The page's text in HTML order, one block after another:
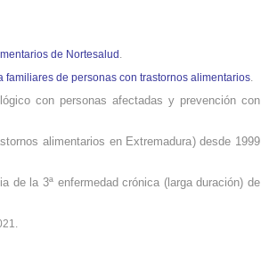
de Nortesalud .
familiares de personas con trastornos alimentarios.
con personas afectadas y prevención con
alimentarios en Extremadura) desde 1999
de la 3ª enfermedad crónica (larga duración) de